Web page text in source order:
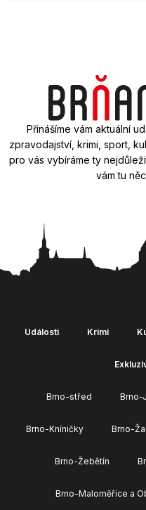
Přinášíme vám aktuální
zpravodajství, krimi, sport,
pro vás vybíráme ty
vám tu
Události Krimi
Brno-střed Brno-
Brno-Kníničky Brno-
Brno-Žebětín
Brno-Maloměřice a